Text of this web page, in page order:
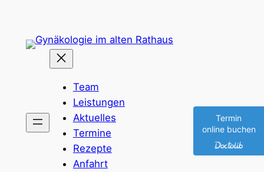
springen
Team
Leistungen
Aktuelles
Termine
Rezepte
Anfahrt
Termin
online buchen